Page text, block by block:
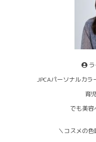
ラ
JPCAパーソナルカ
育
でも美
＼コスメの